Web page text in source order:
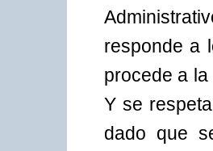
responde a
procede a
Y se
dado que